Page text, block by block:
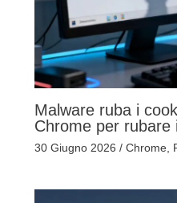
Malware ruba i
Chrome per rubare
30 Giugno 2026 / Chrome,